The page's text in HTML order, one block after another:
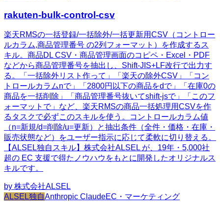
rakuten-bulk-control-csv
楽天RMSの一括登録/一括除外/一括更新用CSV（コントロー
ルカラム,商品管理番号 の2列フォーマット）を作成するス
キル。商品DL CSV・商品管理画面のコピペ・Excel・PDF
などから商品管理番号を抽出し、Shift-JIS+LF改行で出力す
る。「一括除外リスト作って」「楽天の除外CSV」「コン
トロールカラムnで」「2800円以下の商品をdで」「在庫0の
商品を一括削除」「商品管理番号抜いてshift-jsで」「このフ
ォーマットで」など、楽天RMSの商品一括処理用CSVを作
るタスクで必ずこのスキルを使う。コントロールカラム値
（n=新規/d=削除/u=更新）と抽出条件（全件・価格・在庫・
販売状態など）をユーザー指示に応じて柔軟に切り替える。
【ALSEL独自スキル】株式会社ALSEL が、19年・5,000社
超の EC 支援で得たノウハウをもとに開発したオリジナルス
キルです。
by 株式会社ALSEL
ALSEL独自Anthropic ClaudeEC・マーケティング